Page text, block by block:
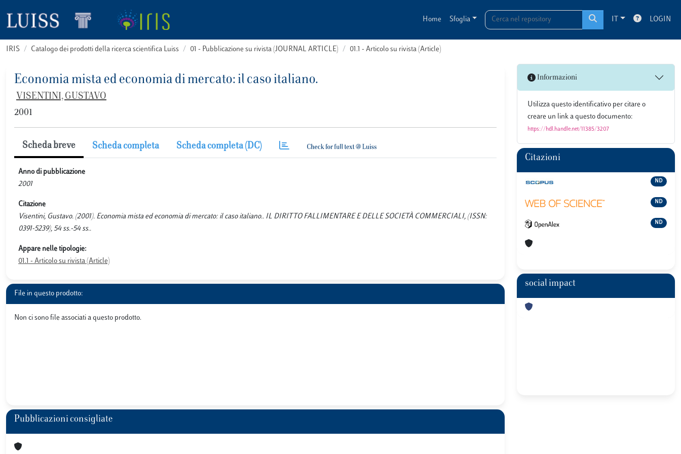
Home Sfoglia IT LOGIN
IRIS Catalogo dei prodotti della ricerca scientifica Luiss 01 - Pubblicazione su rivista (JOURNAL ARTICLE) 01.1 - Articolo su rivista (Article)
Economia mista ed economia di mercato: il caso italiano.
VISENTINI, GUSTAVO
2001
Scheda breve Scheda completa Scheda completa (DC)
Anno di pubblicazione
2001
Citazione
Visentini, Gustavo. (2001). Economia mista ed economia di mercato: il caso italiano.. IL DIRITTO FALLIMENTARE E DELLE SOCIETÀ COMMERCIALI, (ISSN:
0391-5239), 54 ss.-54 ss..
Appare nelle tipologie:
01.1 - Articolo su rivista (Article)
File in questo prodotto:
Non ci sono file associati a questo prodotto.
Pubblicazioni consigliate
Informazioni
Utilizza questo identificativo per citare o
creare un link a questo documento:
https://hdl.handle.net/11385/3207
Citazioni
ND
ND
ND
social impact